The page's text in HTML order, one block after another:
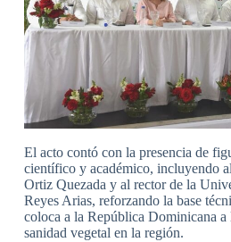
El acto contó con la presencia de
científico y académico, incluyendo
Ortiz Quezada y al rector de la
Reyes Arias, reforzando la base
coloca a la República Dominicana a
sanidad vegetal en la región.